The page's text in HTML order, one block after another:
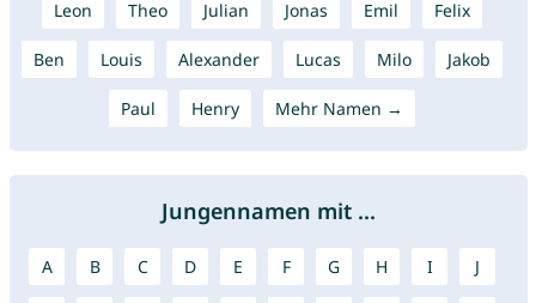
Leon Theo Julian Jonas Emil Felix
Ben Louis Alexander Lucas Milo Jakob
Paul Henry Mehr Namen →
Jungennamen mit ...
A B C D E F G H I J